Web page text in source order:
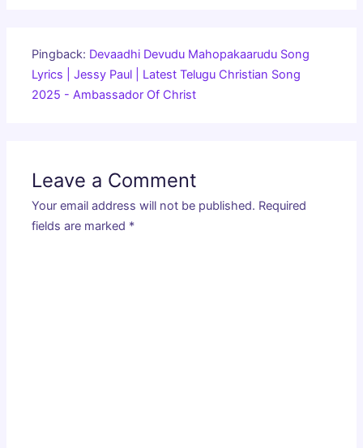
Pingback: Devaadhi Devudu Mahopakaarudu Song
Lyrics | Jessy Paul | Latest Telugu Christian Song
2025 - Ambassador Of Christ
Leave a Comment
Your email address will not be published. Required
fields are marked *